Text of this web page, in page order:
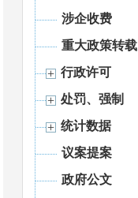
涉企收费
重大政策转载
行政许可
处罚、强制
统计数据
议案提案
政府公文